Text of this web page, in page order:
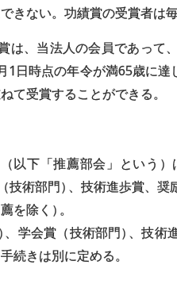
きない。功績賞の受賞者は
、当法人の会員であって
1日時点の年令が満65歳に
て受賞することができる。
下「推薦部会」という
技術部門） 、技術進歩賞、奨
を除く ） 。
）、学会賞（技術部門） 、技術
続きは別に定める。